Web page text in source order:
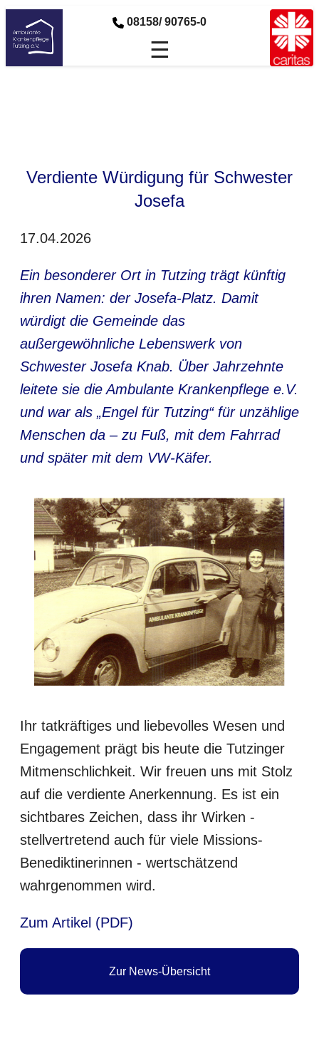
08158/ 90765-0
☰
Verdiente Würdigung für Schwester
Josefa
17.04.2026
Ein besonderer Ort in Tutzing trägt künftig
ihren Namen: der Josefa-Platz. Damit
würdigt die Gemeinde das
außergewöhnliche Lebenswerk von
Schwester Josefa Knab. Über Jahrzehnte
leitete sie die Ambulante Krankenpflege e.V.
und war als „Engel für Tutzing“ für unzählige
Menschen da – zu Fuß, mit dem Fahrrad
und später mit dem VW-Käfer.
Ihr tatkräftiges und liebevolles Wesen und
Engagement prägt bis heute die Tutzinger
Mitmenschlichkeit. Wir freuen uns mit Stolz
auf die verdiente Anerkennung. Es ist ein
sichtbares Zeichen, dass ihr Wirken -
stellvertretend auch für viele Missions-
Benediktinerinnen - wertschätzend
wahrgenommen wird.
Zum Artikel (PDF)
Zur News-Übersicht